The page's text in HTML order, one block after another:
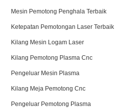
Mesin Pemotong Penghala Terbaik
Ketepatan Pemotongan Laser Terbaik
Kilang Mesin Logam Laser
Kilang Pemotong Plasma Cnc
Pengeluar Mesin Plasma
Kilang Meja Pemotong Cnc
Pengeluar Pemotong Plasma